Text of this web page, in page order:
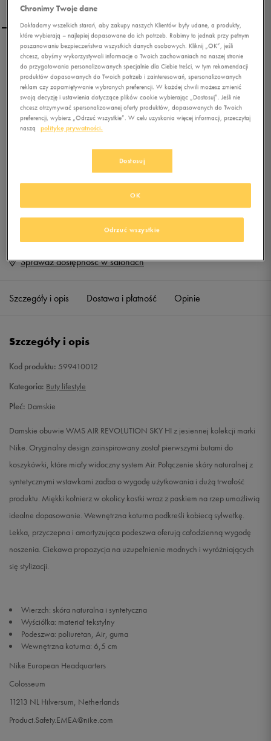
NIKE WMS AIR
REVOLUTION SKY HI
0.0 (0 )
złz Vat
+ 0 PKT WKLUBIE 50 STYLE
Jeśli artykuł będzie ponownie dostępny, otrzymasz od nas powiadomienie.
Rozmiary EU Rozmiary US
35,5
37,5 23,5 cm
38,5 24,5 cm Powiadom o dostępności
39 25 cm Powiadom o dostępności
40,5 26 cm Powiadom o dostępności
41
42,5 27,5 cm
43 28 cm
44,5 29 cm
Sprawdź dostępność w salonach
Szczegóły i opis Dostawa i płatność Opinie
Szczegóły i opis
Kod produktu: 599410012
Kategoria: Buty lifestyle
Płeć: Damskie
Damskie obuwie WMS AIR REVOLUTION SKY HI z jesiennej kolekcji marki
Nike. Oryginalny design zainspirowany został pierwszymi butami do
koszykówki, które miały widoczny system Air. Połączenie skóry naturalnej z
syntetycznymi wstawkami zadba o wygodę użytkowania i dużą trwałość
produktu. Miękki kołnierz w okolicy kostki wraz z paskiem na rzep umożliwią
idealne dopasowanie. Wewnętrzna koturna podkreśli kobiecą sylwetkę.
Lekka, przyczepna i amortyzująca podeszwa oferują całodzienną wygodę
noszenia. Ciekawa propozycja na uzupełnienie modnych i wyróżniających
się stylizacji.
Wierzch: skóra naturalna i syntetyczna
Wyściółka: materiał tekstylny
Podeszwa: poliuretan, Air, guma
Wewnętrzna koturna: 6,5 cm
Nike European Headquarters
Colosseum
11213 NL Hilversum, Netherlands
Product.Safety.EMEA@nike.com
Chronimy Twoje dane
Dokładamy wszelkich starań, aby zakupy naszych Klientów były udane, a produkty,
które wybierają – najlepiej dopasowane do ich potrzeb. Robimy to jednak przy pełnym
poszanowaniu bezpieczeństwa wszystkich danych osobowych. Kliknij „OK”, jeśli
chcesz, abyśmy wykorzystywali informacje o Twoich zachowaniach na naszej stronie
do przygotowania personalizowanych specjalnie dla Ciebie treści, w tym rekomendacji
produktów dopasowanych do Twoich potrzeb i zainteresowań, spersonalizowanych
reklam czy zapamiętywanie wybranych preferencji. W każdej chwili możesz zmienić
swoją decyzję i ustawienia dotyczące plików cookie wybierając „Dostosuj”. Jeśli nie
chcesz otrzymywać spersonalizowanej oferty produktów, dopasowanych do Twoich
preferencji, wybierz „Odrzuć wszystkie”. W celu uzyskania więcej informacji, przeczytaj
naszą
politykę prywatności.
Dostosuj
Odrzuć wszystkie
OK